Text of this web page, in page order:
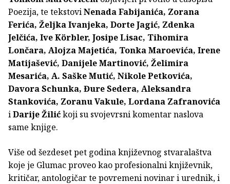
Poezija, te tekstoviNenada Fabijanića, Zorana
Ferića, Željka Ivanjeka, Dorte Jagić, Zdenka
Jelčića, Ive Körbler, Josipe Lisac, Tihomira
Lončara, Alojza Majetića, Tonka Maroevića, Irene
Matijašević, Danijele Martinović, Želimira
Mesarića, A. Saške Mutić, Nikole Petkovića,
Davora Schunka, Đure Sedera, Aleksandra
Stankovića, Zoranu Vakule, Lordana Zafranovića
iDarije Žilićkoji su svojevrsni komentar naslova
same knjige.
Više od šezdeset pet godina književnog stvaralaštva
koje je Glumac proveo kao profesionalni književnik,
kritičar, antologičar te povremeni novinar i urednik, i